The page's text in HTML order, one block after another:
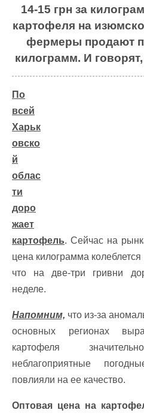
14-15 грн за
картофеля на
фермеры продают
килограмм. И
По
всей
Харьк
овско
й
облас
ти
доро
жает
картофель. Сейчас на
цена килограмма
что на две-три гривни
неделе.
Напомним, что из-за
основных регионах
картофеля
неблагоприятные
повлияли на ее качество.
Оптовая цена на